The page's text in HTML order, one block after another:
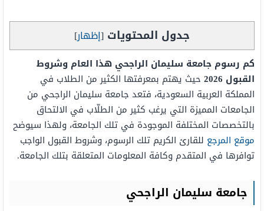
جدول المحتويات [إظهار]
كم رسوم جامعة سليمان الراجحي هذا العام وشروط
القبول 2026
حيث يهتم بمعرفتها الكثير من الطلاب في
المملكة العربية السعودية، فتعد جامعة سليمان الراجحي من
الجامعات المميزة التي يرغب كثير من الطلّاب في الالتحاق
بالتخصصات المختلفة الموجودة في تلك الجامعة، ولهذا سيوضح
موقع المرجع للقارئ الكريم تلك الرسوم، وشروط القبول الواجب
توافرها في المتقدم وكافة المعلومات المتعلقة بتلك الجامعة.
جامعة سليمان الراجحي